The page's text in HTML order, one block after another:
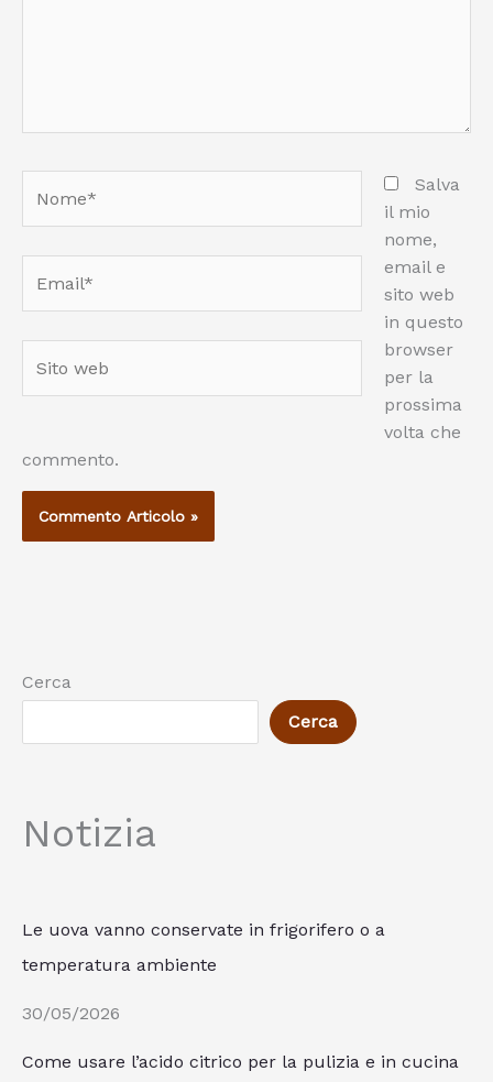
web
Salva
il mio
nome,
email e
sito web
in questo
browser
per la
prossima
volta che
commento.
Cerca
Cerca
Notizia
Le uova vanno conservate in frigorifero o a
temperatura ambiente
30/05/2026
Come usare l’acido citrico per la pulizia e in cucina